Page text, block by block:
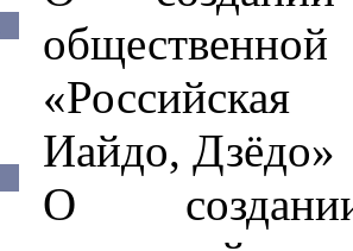
Иайдо, Дзёдо»
О